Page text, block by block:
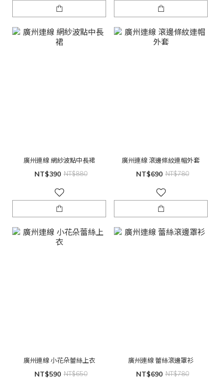
廣州連線 網紗波點中長裙
NT$390 NT$880
廣州連線 滾邊條紋連帽外套
NT$690 NT$780
廣州連線 小花朵蕾絲上衣
NT$590 NT$650
廣州連線 蕾絲滾邊罩衫
NT$690 NT$780